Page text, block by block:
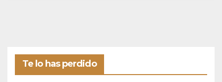
Te lo has perdido